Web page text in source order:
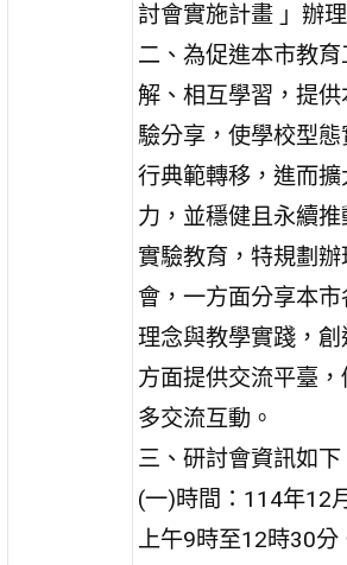
討會實施計畫 」辦理
二、為促進本市教
解、相互學習，提
驗分享，使學校型
行典範轉移，進而
力，並穩健且永續
實驗教育，特規劃
會，一方面分享本
理念與教學實踐，
方面提供交流平臺
多交流互動。
三、研討會資訊如下
(一)時間：114年12
上午9時至12時30分